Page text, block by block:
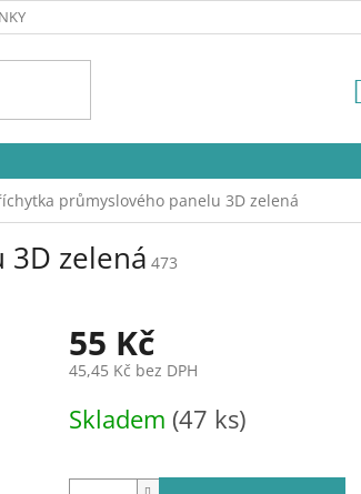
průmyslového panelu 3D zelená
zelená 473
55 Kč
45,45 Kč bez DPH
cena:
Skladem (47 ks)